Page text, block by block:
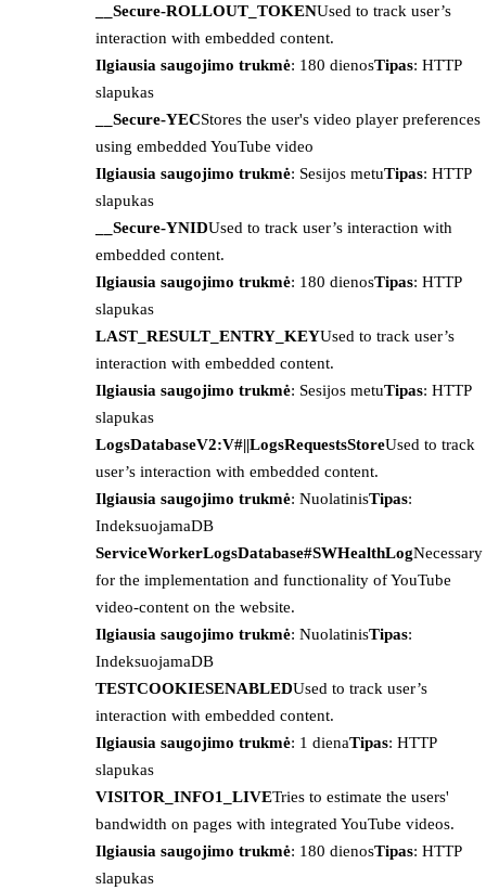
__Secure-ROLLOUT_TOKENUsed to track user’s
interaction with embedded content.
Ilgiausia saugojimo trukmė: 180 dienosTipas: HTTP
slapukas
__Secure-YECStores the user's video player preferences
using embedded YouTube video
Ilgiausia saugojimo trukmė: Sesijos metuTipas: HTTP
slapukas
__Secure-YNIDUsed to track user’s interaction with
embedded content.
Ilgiausia saugojimo trukmė: 180 dienosTipas: HTTP
slapukas
LAST_RESULT_ENTRY_KEYUsed to track user’s
interaction with embedded content.
Ilgiausia saugojimo trukmė: Sesijos metuTipas: HTTP
slapukas
LogsDatabaseV2:V#||LogsRequestsStoreUsed to track
user’s interaction with embedded content.
Ilgiausia saugojimo trukmė: NuolatinisTipas:
IndeksuojamaDB
ServiceWorkerLogsDatabase#SWHealthLogNecessary
for the implementation and functionality of YouTube
video-content on the website.
Ilgiausia saugojimo trukmė: NuolatinisTipas:
IndeksuojamaDB
TESTCOOKIESENABLEDUsed to track user’s
interaction with embedded content.
Ilgiausia saugojimo trukmė: 1 dienaTipas: HTTP
slapukas
VISITOR_INFO1_LIVETries to estimate the users'
bandwidth on pages with integrated YouTube videos.
Ilgiausia saugojimo trukmė: 180 dienosTipas: HTTP
slapukas